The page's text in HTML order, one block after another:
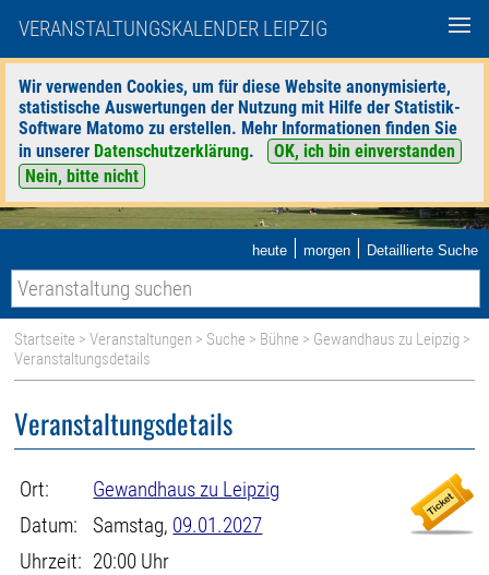
VERANSTALTUNGSKALENDER LEIPZIG
Wir verwenden Cookies, um für diese Website anonymisierte,
statistische Auswertungen der Nutzung mit Hilfe der Statistik-
Software Matomo zu erstellen. Mehr Informationen finden Sie
in unserer Datenschutzerklärung.
OK, ich bin einverstanden
Nein, bitte nicht
heute | morgen | Detaillierte Suche
Startseite >Veranstaltungen > Suche > Bühne > Gewandhaus zu Leipzig >
Veranstaltungsdetails
Veranstaltungsdetails
Ort:
Gewandhaus zu Leipzig
Datum:
Samstag, 09.01.2027
Uhrzeit: 20:00 Uhr